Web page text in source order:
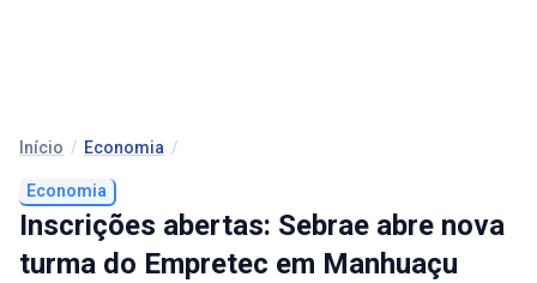
Início / Economia /
Economia
Inscrições abertas: Sebrae abre nova
turma do Empretec em Manhuaçu